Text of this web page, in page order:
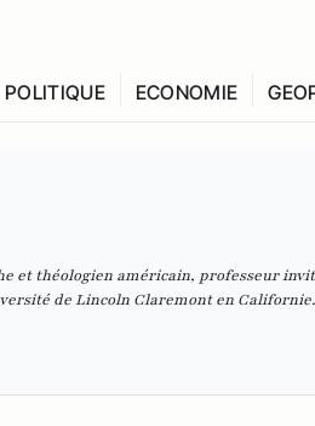
POLITIQUE ECONOMIE
et théologien américain, professeur
de Lincoln Claremont en